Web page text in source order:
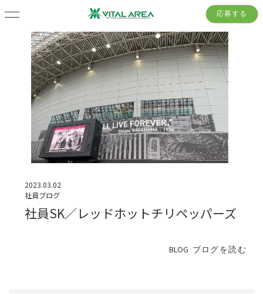
応募する
2023.03.02
社員ブログ
社員SK／レッドホットチリペッパーズ
BLOG ブログを読む